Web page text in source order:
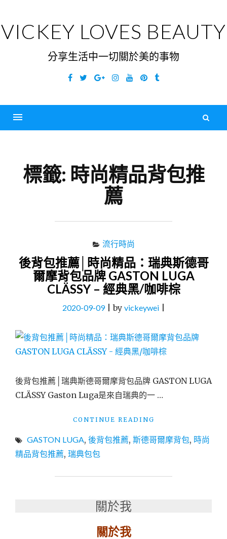
content
VICKEY LOVES BEAUTY
分享生活中一切關於美的事物
Facebook
TwitterGoogleInstagramYouTubePinterest
Tumblr
標籤: 時尚精品背包推
薦
流行時尚
後背包推薦│時尚精品：瑞典斯德哥
爾摩背包品牌 GASTON LUGA
CLÄSSY – 經典黑/咖啡棕
2020-09-09|by vickeywei|
後背包推薦│瑞典斯德哥爾摩背包品牌 GASTON LUGA
CLÄSSY Gaston Luga是來自瑞典的一 …
CONTINUE READING
包
GASTON LUGA, 後背包推薦, 斯德哥爾摩背包, 時尚
精品背包推薦, 瑞典包包
關於我
關於我